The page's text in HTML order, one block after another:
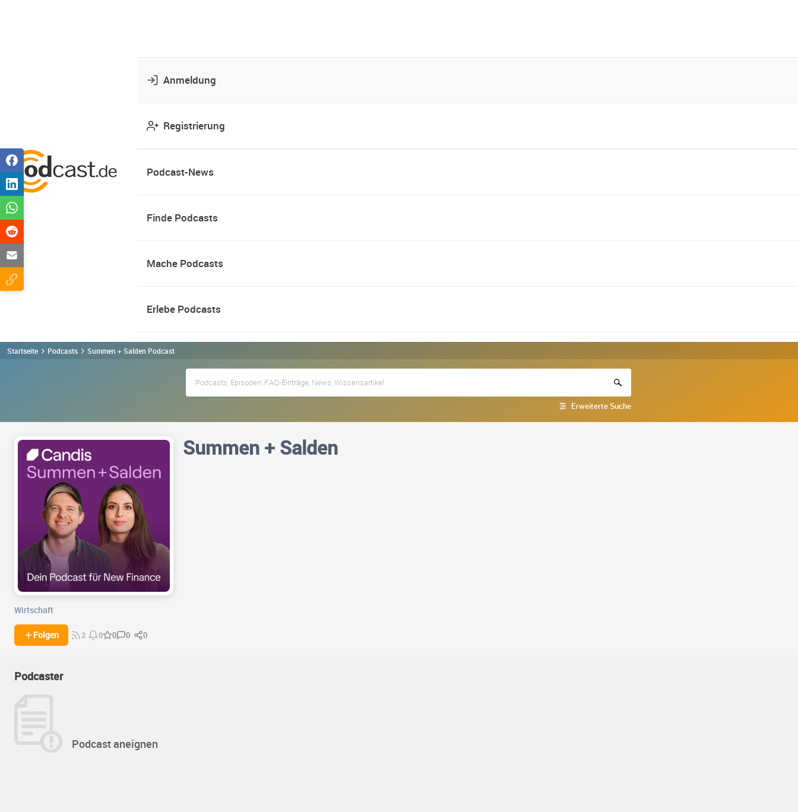
Anmeldung
Registrierung
Podcast-News
Finde Podcasts
Mache Podcasts
Erlebe Podcasts
Startseite Podcasts Summen + Salden Podcast
Erweiterte Suche
Summen + Salden
Wirtschaft
Folgen 2 0 0 0 0
Podcaster
Podcast aneignen